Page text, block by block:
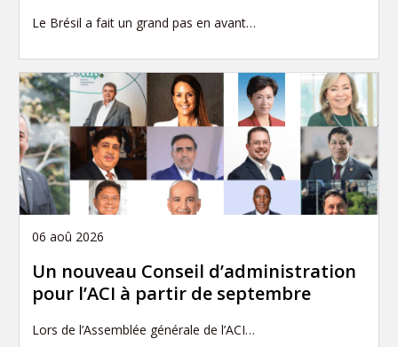
Le Brésil a fait un grand pas en avant…
06 aoû 2026
Un nouveau Conseil d’administration
pour l’ACI à partir de septembre
Lors de l’Assemblée générale de l’ACI…